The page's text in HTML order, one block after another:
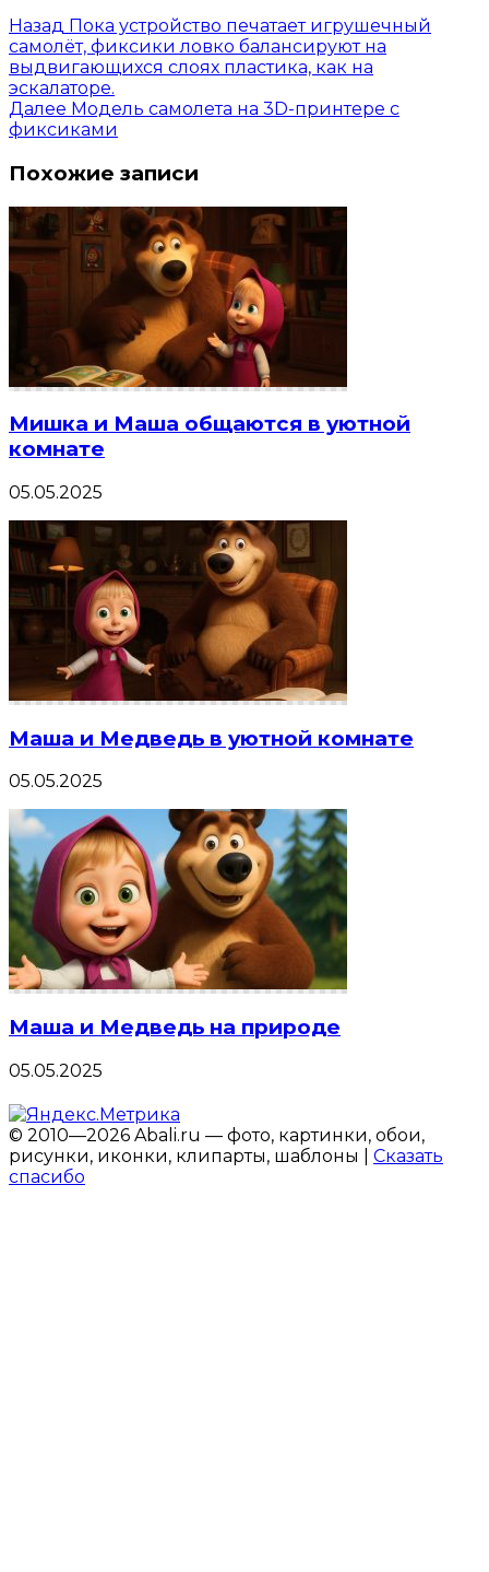
Назад Пока устройство печатает игрушечный
самолёт, фиксики ловко балансируют на
выдвигающихся слоях пластика, как на
эскалаторе.
Далее Модель самолета на 3D-принтере с
фиксиками
Похожие записи
Мишка и Маша общаются в уютной
комнате
05.05.2025
Маша и Медведь в уютной комнате
05.05.2025
Маша и Медведь на природе
05.05.2025
© 2010—2026 Abali.ru — фото, картинки, обои,
рисунки, иконки, клипарты, шаблоны | Сказать
спасибо